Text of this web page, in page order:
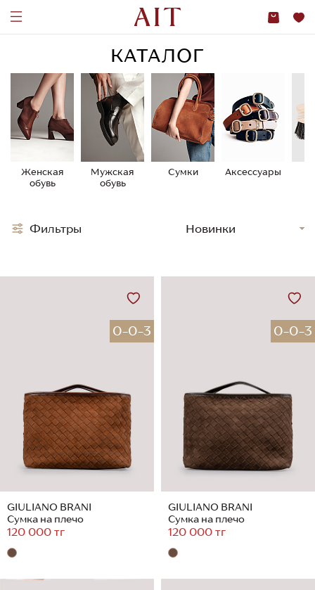
КАТАЛОГ
Женская
обувь
Мужская
обувь
Сумки Аксессуары
0-0-3
GIULIANO BRANI
Сумка на плечо
120 000 тг
0-0-3
GIULIANO BRANI
Сумка на плечо
120 000 тг
Фильтры